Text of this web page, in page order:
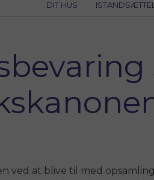
DIT HUS
ved at blive til med